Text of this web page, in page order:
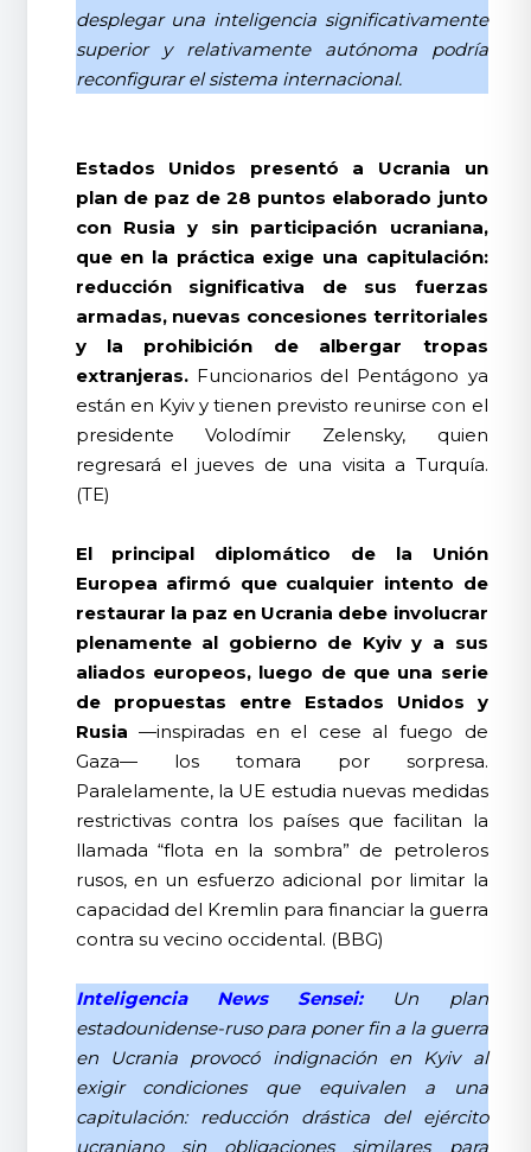
desplegar una inteligencia significativamente
superior y relativamente autónoma podría
reconfigurar el sistema internacional.
Estados Unidos presentó a Ucrania un
plan de paz de 28 puntos elaborado junto
con Rusia y sin participación ucraniana,
que en la práctica exige una capitulación:
reducción significativa de sus fuerzas
armadas, nuevas concesiones territoriales
y la prohibición de albergar tropas
extranjeras.Funcionarios del Pentágono ya
están en Kyiv y tienen previsto reunirse con el
presidente Volodímir Zelensky, quien
regresará el jueves de una visita a Turquía.
(TE)
El principal diplomático de la Unión
Europea afirmó que cualquier intento de
restaurar la paz en Ucrania debe involucrar
plenamente al gobierno de Kyiv y a sus
aliados europeos, luego de que una serie
de propuestas entre Estados Unidos y
Rusia —inspiradas en el cese al fuego de
Gaza— los tomara por sorpresa.
Paralelamente, la UE estudia nuevas medidas
restrictivas contra los países que facilitan la
llamada “flota en la sombra” de petroleros
rusos, en un esfuerzo adicional por limitar la
capacidad del Kremlin para financiar la guerra
contra su vecino occidental. (BBG)
Inteligencia News Sensei:Un plan
estadounidense-ruso para poner fin a la guerra
en Ucrania provocó indignación en Kyiv al
exigir condiciones que equivalen a una
capitulación: reducción drástica del ejército
ucraniano sin obligaciones similares para